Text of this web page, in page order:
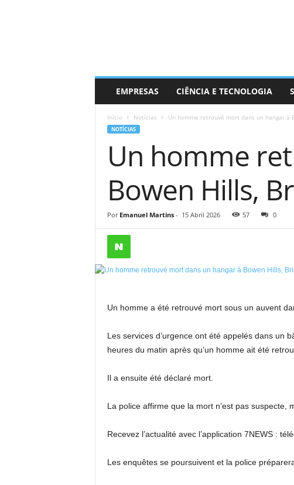
EMPRESAS CIÊNCIA E TECNOLOGIA
Início Notícias Un homme retrouvé mort dans un hangar à
NOTÍCIAS
Un homme
Bowen Hills,
Por Emanuel Martins- 15 Abril 2026 57 0
Un homme a été retrouvé mort sous un auvent
Les services d’urgence ont été appelés dans un
heures du matin après qu’un homme ait été
Il a ensuite été déclaré mort.
La police affirme que la mort n’est pas suspecte,
Recevez l’actualité avec l’application 7NEWS :
Les enquêtes se poursuivent et la police